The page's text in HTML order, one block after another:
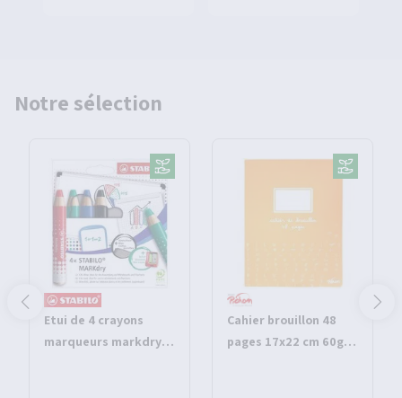
Notre sélection
Etui de 4 crayons
marqueurs markdry -
Cahier brouillon 48
pages 17x22 cm 60g